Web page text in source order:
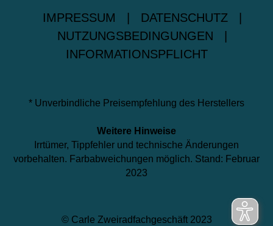
IMPRESSUM DATENSCHUTZ
NUTZUNGSBEDINGUNGEN
INFORMATIONSPFLICHT
* Unverbindliche Preisempfehlung des Herstellers
Weitere Hinweise
Irrtümer, Tippfehler und technische Änderungen
vorbehalten. Farbabweichungen möglich. Stand: Februar
2023
© Carle Zweiradfachgeschäft 2023